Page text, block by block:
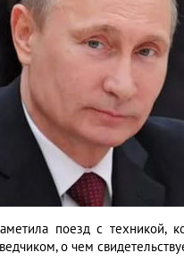
поезд с техникой,
о чем